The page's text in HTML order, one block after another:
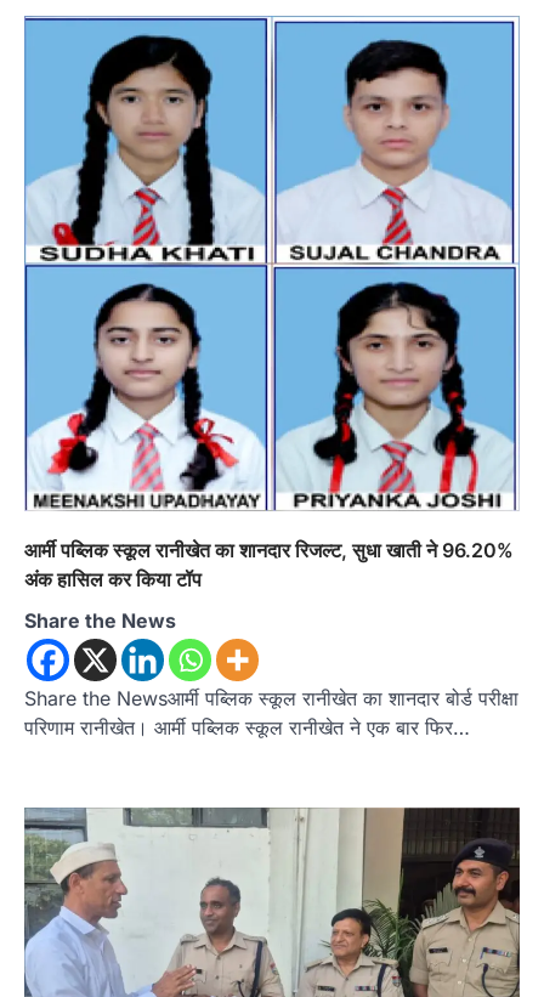
आर्मी पब्लिक स्कूल रानीखेत का शानदार रिजल्ट, सुधा खाती ने 96.20%
अंक हासिल कर किया टॉप
Share the News
Share the Newsआर्मी पब्लिक स्कूल रानीखेत का शानदार बोर्ड परीक्षा
परिणाम रानीखेत। आर्मी पब्लिक स्कूल रानीखेत ने एक बार फिर…